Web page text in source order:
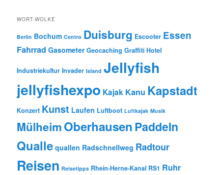
WORT-WOLKE
Berlin Bochum Centro Duisburg Escooter Essen
Fahrrad Gasometer Geocaching Graffiti Hotel
Industriekultur Invader Island Jellyfish
jellyfishexpo Kajak Kanu Kapstadt
Konzert Kunst Laufen Luftboot Luftkajak Musik
MülheimOberhausenPaddeln
Qualle quallen Radschnellweg Radtour
Reisen Reisetipps Rhein-Herne-Kanal RS1 Ruhr